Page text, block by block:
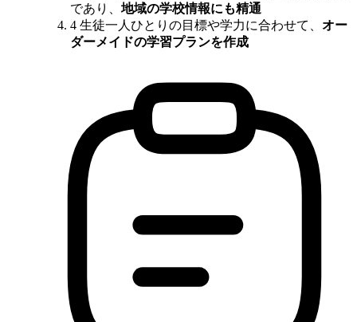
であり、 地域の学校情報にも精通
4 生徒一人ひとりの目標や学力に合わせて、 オー
ダーメイドの学習プランを作成